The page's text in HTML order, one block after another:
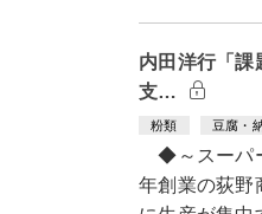
内田洋行「
支…
粉類 豆腐・
◆～スーパ
年創業の荻野